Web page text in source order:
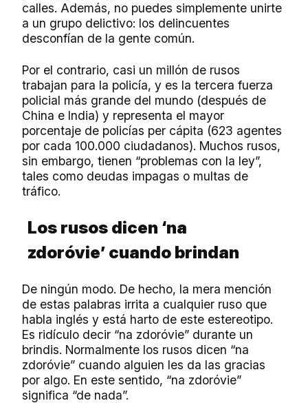
calles. Además, no puedes simplemente unirte
a un grupo delictivo: los delincuentes
desconfían de la gente común.
Por el contrario, casi un millón de rusos
trabajan para la policía, y es la tercera fuerza
policial más grande del mundo (después de
China e India) y representa el mayor
porcentaje de policías per cápita (623 agentes
por cada 100.000 ciudadanos). Muchos rusos,
sin embargo, tienen “problemas con la ley”,
tales como deudas impagas o multas de
tráfico.
Los rusos dicen ‘na
zdoróvie’ cuando brindan
De ningún modo. De hecho, la mera mención
de estas palabras irrita a cualquier ruso que
habla inglés y está harto de este estereotipo.
Es ridículo decir “na zdoróvie” durante un
brindis. Normalmente los rusos dicen “na
zdoróvie” cuando alguien les da las gracias
por algo. En este sentido, “na zdoróvie”
significa “de nada”.